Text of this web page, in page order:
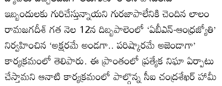
ఇబ్బందులకు గురిచేస్తున్నాయని గురజాపాలేనికి చెందిన లాలం
రామజగదీశ్‌ గత నెల 12న దిబ్బపాలెంలో ‘ఏబీఎన్‌-ఆంధ్రజ్యోతి’
నిర్వహించిన ‘అక్షరమే అండగా.. పరిష్కారమే అజెండాగా’
కార్యక్రమంలో తెలిపారు. ఈ ప్రాంతంలో ప్రత్యేక నిఘా ఏర్పాటు
చేస్తామని ఆనాటి కార్యక్రమంలో పాల్గొన్న సీఐ చంద్రశేఖర్‌ హామీ